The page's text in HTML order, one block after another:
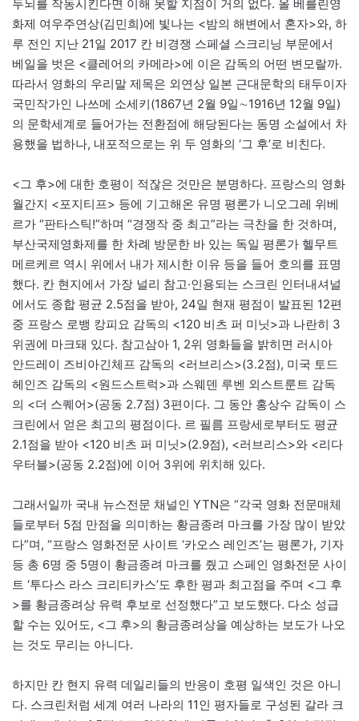
두뇌를 작동시킨다면 이해 못할 지점이 거의 없다. 올 베를린영
화제 여우주연상(김민희)에 빛나는 <밤의 해변에서 혼자>와, 하
루 전인 지난 21일 2017 칸 비경쟁 스페셜 스크리닝 부문에서
베일을 벗은 <클레어의 카메라>에 이은 감독의 어떤 변모랄까.
따라서 영화의 우리말 제목은 외연상 일본 근대문학의 태두이자
국민작가인 나쓰메 소세키(1867년 2월 9일∼1916년 12월 9일)
의 문학세계로 들어가는 전환점에 해당된다는 동명 소설에서 차
용했을 법하나, 내포적으로는 위 두 영화의 ‘그 후’로 비친다.
<그 후>에 대한 호평이 적잖은 것만은 분명하다. 프랑스의 영화
월간지 <포지티프> 등에 기고해온 유명 평론가 니오그레 위베
르가 “판타스틱!”하며 “경쟁작 중 최고”라는 극찬을 한 것하며,
부산국제영화제를 한 차례 방문한 바 있는 독일 평론가 헬무트
메르케르 역시 위에서 내가 제시한 이유 등을 들어 호의를 표명
했다. 칸 현지에서 가장 널리 참고·인용되는 스크린 인터내셔널
에서도 종합 평균 2.5점을 받아, 24일 현재 평점이 발표된 12편
중 프랑스 로뱅 캉피요 감독의 <120 비츠 퍼 미닛>과 나란히 3
위권에 마크돼 있다. 참고삼아 1, 2위 영화들을 밝히면 러시아
안드레이 즈비아긴체프 감독의 <러브리스>(3.2점), 미국 토드
헤인즈 감독의 <원드스트럭>과 스웨덴 루벤 외스트룬트 감독
의 <더 스퀘어>(공동 2.7점) 3편이다. 그 동안 홍상수 감독이 스
크린에서 얻은 최고의 평점이다. 르 필름 프랑세로부터도 평균
2.1점을 받아 <120 비츠 퍼 미닛>(2.9점), <러브리스>와 <리다
우터블>(공동 2.2점)에 이어 3위에 위치해 있다.
그래서일까 국내 뉴스전문 채널인 YTN은 “각국 영화 전문매체
들로부터 5점 만점을 의미하는 황금종려 마크를 가장 많이 받았
다”며, “프랑스 영화전문 사이트 ‘카오스 레인즈’는 평론가, 기자
등 총 6명 중 5명이 황금종려 마크를 줬고 스페인 영화전문 사이
트 ‘투다스 라스 크리티카스’도 후한 평과 최고점을 주며 <그 후
>를 황금종려상 유력 후보로 선정했다”고 보도했다. 다소 성급
할 수는 있어도, <그 후>의 황금종려상을 예상하는 보도가 나오
는 것도 무리는 아니다.
하지만 칸 현지 유력 데일리들의 반응이 호평 일색인 것은 아니
다. 스크린처럼 세계 여러 나라의 11인 평자들로 구성된 갈라 크